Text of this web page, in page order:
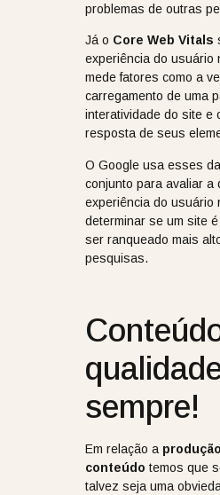
problemas de outras
Já o Core Web Vitals
experiência do usuário
mede fatores como a
carregamento de uma
interatividade do site e
resposta de seus
O Google usa esses
conjunto para avaliar a
experiência do usuário
determinar se um site
ser ranqueado mais
pesquisas.
sempre!
Em relação a
conteúdo temos que
talvez seja uma